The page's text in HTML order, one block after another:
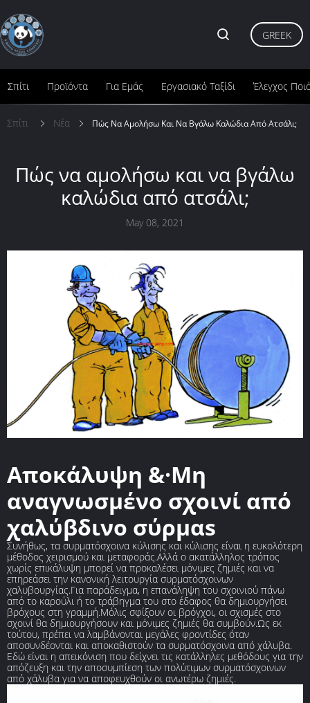
Σπίτι Προϊόντα Για Εμάς Εργασιακό Ταξίδι Έλεγχος
GREEK
Σπίτι Νέα Πώς Να Αμολήσω Και Να Βγάλω Καλώδια Από Ατσάλι;
Πώς να αμολήσω και να βγάλω
καλώδια από ατσάλι;
May 08, 2021
Αποκάλυψη &·Μη
αναγνωσμένο σχοινί από
χαλύβδινο σύρμαs
Συνήθως, τα συρματόσχοινα κύλισης και κύλισης είναι η ευκολότερη
μέθοδος χειρισμού και μεταφοράς.Αλλά ο ακατάλληλος τρόπος
χωρίς επικάλυψη μπορεί να προκαλέσει μόνιμες ζημιές και να
επηρεάσει την κανονική λειτουργία συρματόσχοινων
χαλυβουργίας.Για παράδειγμα, η επανάληψη του σχοινιού πάνω
από το καρούλι ή το τράβηγμα του στο έδαφος θα δημιουργήσει
βρόχους στη γραμμή.Μόλις σφίξουν οι βρόγχοι, οι σχισμές στο
σχοινί θα δημιουργήσουν και μόνιμες ζημιές θα συμβούν.Ως εκ
τούτου, πρέπει να λαμβάνονται μεγάλες φροντίδες όταν
αποσυνδέονται και αποκαθιστούν τα συρματόσχοινα από χάλυβα.
Εδώ είναι η απεικόνιση που δείχνει τις κατάλληλες μεθόδους για την
απόζευξη και την αποσυμπίεση των πολύτιμων συρματόσχοινων
από χάλυβα για να αποφευχθούν οι ανωτέρω ζημιές.